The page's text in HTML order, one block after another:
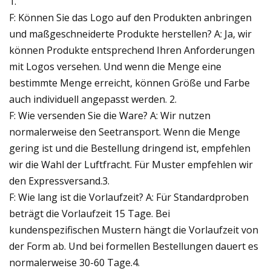
F: Können Sie das Logo auf den Produkten anbringen
und maßgeschneiderte Produkte herstellen? A: Ja, wir
können Produkte entsprechend Ihren Anforderungen
mit Logos versehen. Und wenn die Menge eine
bestimmte Menge erreicht, können Größe und Farbe
auch individuell angepasst werden. 2.
F: Wie versenden Sie die Ware? A: Wir nutzen
normalerweise den Seetransport. Wenn die Menge
gering ist und die Bestellung dringend ist, empfehlen
wir die Wahl der Luftfracht. Für Muster empfehlen wir
den Expressversand.3.
F: Wie lang ist die Vorlaufzeit? A: Für Standardproben
beträgt die Vorlaufzeit 15 Tage. Bei
kundenspezifischen Mustern hängt die Vorlaufzeit von
der Form ab. Und bei formellen Bestellungen dauert es
normalerweise 30-60 Tage.4.